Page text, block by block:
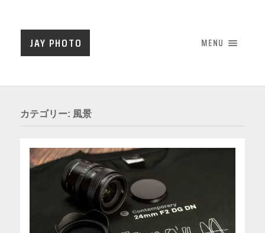
JAY PHOTO MENU
カテゴリー: 風景